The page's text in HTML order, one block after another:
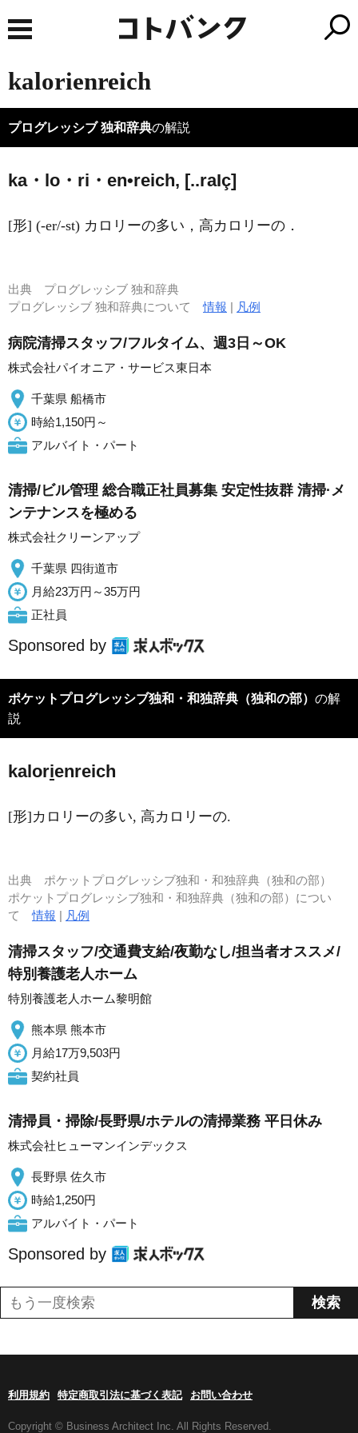
kalorienreich
プログレッシブ 独和辞典の解説
ka・lo・ri・en•reich, [..raIç]
[形] (-er/-st) カロリーの多い，高カロリーの．
出典 プログレッシブ 独和辞典
プログレッシブ 独和辞典について情報 | 凡例
病院清掃スタッフ/フルタイム、週3日～OK
株式会社パイオニア・サービス東日本
千葉県 船橋市
時給1,150円～
アルバイト・パート
清掃/ビル管理 総合職正社員募集 安定性抜群 清掃·メ
ンテナンスを極める
株式会社クリーンアップ
千葉県 四街道市
月給23万円～35万円
正社員
Sponsored by
ポケットプログレッシブ独和・和独辞典（独和の部） の解
説
kalorienreich
[形]カロリーの多い, 高カロリーの.
出典 ポケットプログレッシブ独和・和独辞典（独和の部）
ポケットプログレッシブ独和・和独辞典（独和の部）につい
て情報 | 凡例
清掃スタッフ/交通費支給/夜勤なし/担当者オススメ/
特別養護老人ホーム
特別養護老人ホーム黎明館
熊本県 熊本市
月給17万9,503円
契約社員
清掃員・掃除/長野県/ホテルの清掃業務 平日休み
株式会社ヒューマンインデックス
長野県 佐久市
時給1,250円
アルバイト・パート
Sponsored by
利用規約 特定商取引法に基づく表記 お問い合わせ
Copyright © Business Architect Inc. All Rights Reserved.